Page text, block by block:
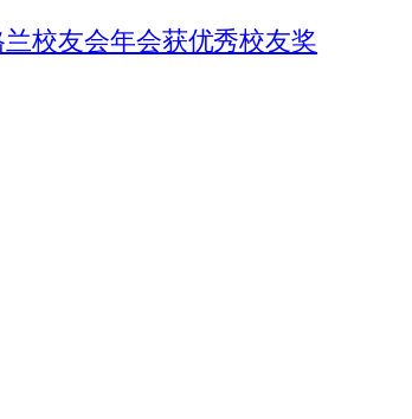
校友会年会获优秀校友奖